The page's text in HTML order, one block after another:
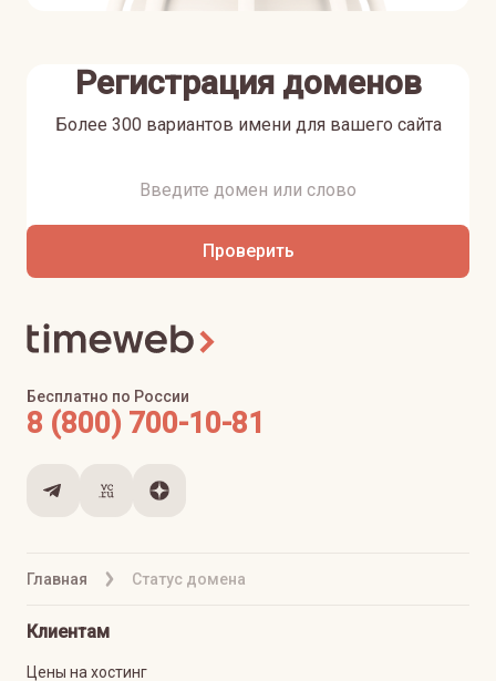
Регистрация доменов
Более 300 вариантов имени для вашего сайта
Проверить
Главная Статус домена
Бесплатно по России
8 (800) 700-10-81
Клиентам
Цены на хостинг